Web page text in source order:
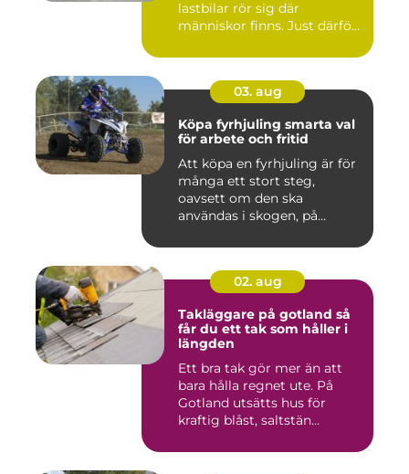
lastbilar rör sig där
människor finns. Just därfö...
03. aug
Köpa fyrhjuling smarta val
för arbete och fritid
Att köpa en fyrhjuling är för
många ett stort steg,
oavsett om den ska
användas i skogen, på
02. aug
Takläggare på gotland så
får du ett tak som håller i
längden
Ett bra tak gör mer än att
bara hålla regnet ute. På
Gotland utsätts hus för
kraftig blåst, saltstän...